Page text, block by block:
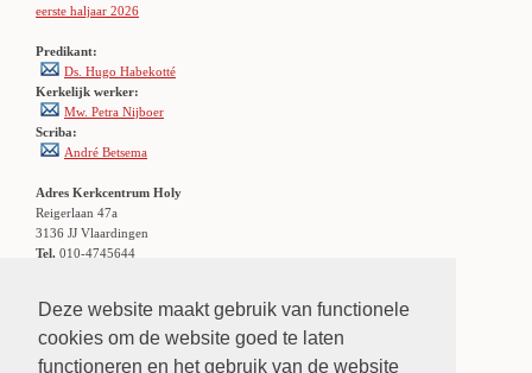
Deze website maakt gebruik van functionele
cookies om de website goed te laten
functioneren en het gebruik van de website
eerste haljaar 2026
Predikant:
Ds. Hugo Habekotté
Kerkelijk werker:
Mw. Petra Nijboer
Scriba:
André Betsema
Adres Kerkcentrum Holy
Reigerlaan 47a
3136 JJ Vlaardingen
Tel. 010-4745644
halte Holierhoek
LINKS